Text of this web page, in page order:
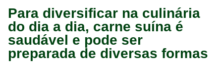
Para diversificar na culinária
do dia a dia, carne suína é
saudável e pode ser
preparada de diversas formas